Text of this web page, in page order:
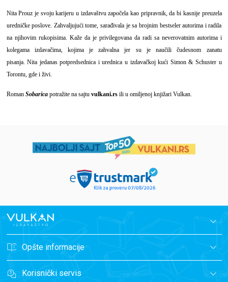
Nita Prouz je svoju karijeru u izdavaštvu započela kao pripravnik, da bi kasnije preuzela
uredničke poslove. Zahvaljujući tome, sarađivala je sa brojnim bestseler autorima i radila
na njihovim rukopisima. Kaže da je privilegovana da radi sa neverovatnim autorima i
kolegama izdavačima, kojima je zahvalna jer su je naučili čudesnom zanatu
pisanja. Nita jedanas potpredsednica i urednica u izdavačkoj kući Simon & Schuster u
Torontu, gde i živi.
Roman Sobaricapotražite na sajtu vulkani.rsili u omiljenoj knjižari Vulkan.
Opšte informacije
Korisnički servis